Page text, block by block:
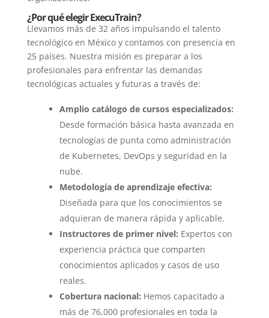
¿Por qué elegir ExecuTrain?
Llevamos más de 32 años impulsando el talento
tecnológico en México y contamos con presencia en
25 países. Nuestra misión es preparar a los
profesionales para enfrentar las demandas
tecnológicas actuales y futuras a través de:
Amplio catálogo de cursos especializados:
Desde formación básica hasta avanzada en
tecnologías de punta como administración
de Kubernetes, DevOps y seguridad en la
nube.
Metodología de aprendizaje efectiva:
Diseñada para que los conocimientos se
adquieran de manera rápida y aplicable.
Instructores de primer nivel: Expertos con
experiencia práctica que comparten
conocimientos aplicados y casos de uso
reales.
Cobertura nacional: Hemos capacitado a
más de 76,000 profesionales en toda la